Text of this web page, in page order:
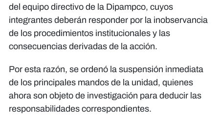
del equipo directivo de la Dipampco, cuyos
integrantes deberán responder por la inobservancia
de los procedimientos institucionales y las
consecuencias derivadas de la acción.
Por esta razón, se ordenó la suspensión inmediata
de los principales mandos de la unidad, quienes
ahora son objeto de investigación para deducir las
responsabilidades correspondientes.